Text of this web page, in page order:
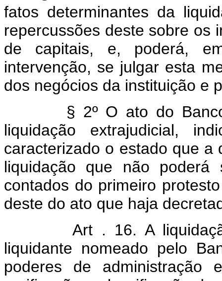
fatos determinantes da
repercussões deste sobre os
de capitais, e, poderá,
intervenção, se julgar esta
dos negócios da instituição e
§ 2º O ato do Banco
liquidação extrajudicial,
caracterizado o estado que
liquidação que não
contados do primeiro
deste do ato que haja
Art . 16. A
liquidante nomeado pelo
poderes de administração